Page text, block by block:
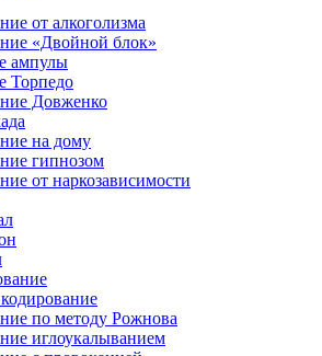
от алкоголизма
«Двойной блок»
ампулы
Торпедо
Довженко
на дому
гипнозом
от наркозависимости
по методу Рожнова
иглоукалыванием